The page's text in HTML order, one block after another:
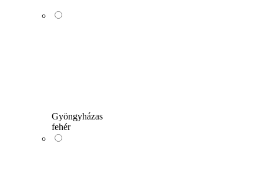
Gyöngyházas
fehér